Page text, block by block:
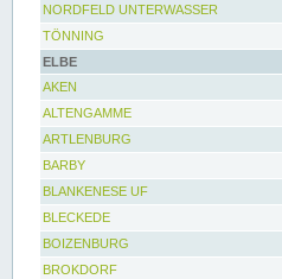
NORDFELD UNTERWASSER
TÖNNING
ELBE
AKEN
ALTENGAMME
ARTLENBURG
BARBY
BLANKENESE UF
BLECKEDE
BOIZENBURG
BROKDORF